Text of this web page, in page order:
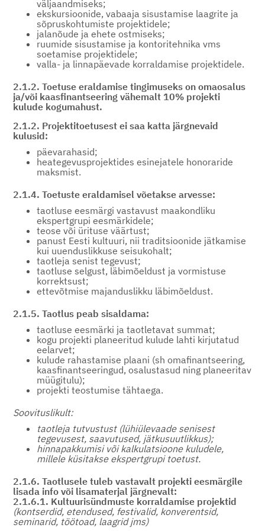
väljaandmiseks;
ekskursioonide, vabaaja sisustamise laagrite ja
sõpruskohtumiste projektidele;
jalanõude ja ehete ostmiseks;
ruumide sisustamise ja kontoritehnika vms
soetamise projektidele;
valla- ja linnapäevade korraldamise projektidele.
2.1.2. Toetuse eraldamise tingimuseks on omaosalus
ja/või kaasfinantseering vähemalt 10% projekti
kulude kogumahust.
2.1.2. Projektitoetusest ei saa katta järgnevaid
kulusid:
päevarahasid;
heategevusprojektides esinejatele honoraride
maksmist.
2.1.4. Toetuste eraldamisel võetakse arvesse:
taotluse eesmärgi vastavust maakondliku
ekspertgrupi eesmärkidele;
teose või ürituse väärtust;
panust Eesti kultuuri, nii traditsioonide jätkamise
kui uuenduslikkuse seisukohalt;
taotleja senist tegevust;
taotluse selgust, läbimõeldust ja vormistuse
korrektsust;
ettevõtmise majanduslikku läbimõeldust.
2.1.5. Taotlus peab sisaldama:
taotluse eesmärki ja taotletavat summat;
kogu projekti planeeritud kulude lahti kirjutatud
eelarvet;
kulude rahastamise plaani (sh omafinantseering,
kaasfinantseeringud, osalustasud ning planeeritav
müügitulu);
projekti teostumise tähtaega.
Soovituslikult:
taotleja tutvustust (lühiülevaade senisest
tegevusest, saavutused, jätkusuutlikkus);
hinnapakkumisi või kalkulatsioone kuludele,
millele küsitakse ekspertgrupi toetust.
2.1.6. Taotlusele tuleb vastavalt projekti eesmärgile
lisada info või lisamaterjal järgnevalt:
2.1.6.1. Kultuurisündmuste korraldamise projektid
(kontserdid, etendused, festivalid, konverentsid,
seminarid, töötoad, laagrid jms)